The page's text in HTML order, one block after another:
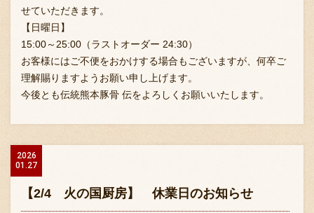
せていただきます。
【日曜日】
15:00～25:00（ラストオーダー 24:30）
お客様にはご不便をおかけする場合もございますが、何卒ご
理解賜りますようお願い申し上げます。
今後とも伝統熊本豚骨 伝をよろしくお願いいたします。
2026
01.27
【2/4 火の国厨房】 休業日のお知らせ